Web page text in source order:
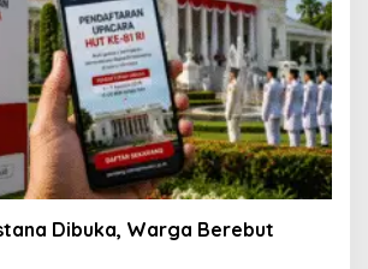
Dibuka, Warga Berebut